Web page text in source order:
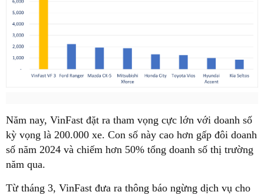
Năm nay, VinFast đặt ra tham vọng cực lớn với doanh số
kỳ vọng là 200.000 xe. Con số này cao hơn gấp đôi doanh
số năm 2024 và chiếm hơn 50% tổng doanh số thị trường
năm qua.
Từ tháng 3, VinFast đưa ra thông báo ngừng dịch vụ cho